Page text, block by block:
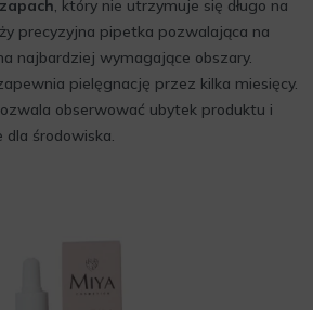
, który nie utrzymuje się długo na
precyzyjna pipetka pozwalająca na
najbardziej wymagające obszary.
pielęgnację przez kilka miesięcy.
obserwować ubytek produktu i
środowiska.